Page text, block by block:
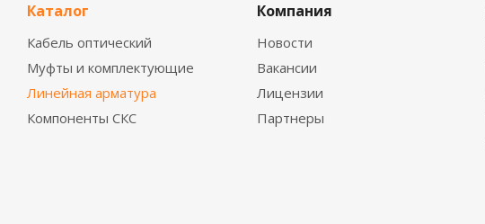
Каталог
Кабель оптический
Муфты и комплектующие
Линейная арматура
Компоненты СКС
Компания
Новости
Вакансии
Лицензии
Партнеры